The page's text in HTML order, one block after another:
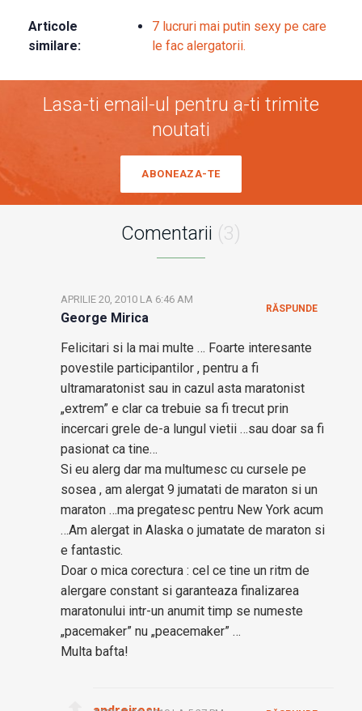
Articole
similare:
7 lucruri mai putin sexy pe care
le fac alergatorii.
Lasa-ti email-ul pentru a-ti trimite
noutati
ABONEAZA-TE
Comentarii (3)
George Mirica
APRILIE 20, 2010 LA 6:46 AM
Felicitari si la mai multe … Foarte interesante
povestile participantilor , pentru a fi
ultramaratonist sau in cazul asta maratonist
„extrem” e clar ca trebuie sa fi trecut prin
incercari grele de-a lungul vietii …sau doar sa fi
pasionat ca tine…
Si eu alerg dar ma multumesc cu cursele pe
sosea , am alergat 9 jumatati de maraton si un
maraton …ma pregatesc pentru New York acum
…Am alergat in Alaska o jumatate de maraton si
e fantastic.
Doar o mica corectura : cel ce tine un ritm de
alergare constant si garanteaza finalizarea
maratonului intr-un anumit timp se numeste
„pacemaker” nu „peacemaker” …
Multa bafta!
RĂSPUNDE